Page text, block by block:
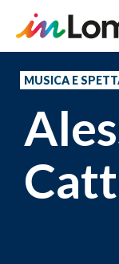
principale
MUSICA E